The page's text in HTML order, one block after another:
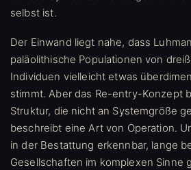
selbst ist.
Der Einwand liegt nahe, dass
paläolithische Populationen von
Individuen vielleicht etwas
stimmt. Aber das Re-entry-Konzept
Struktur, die nicht an Systemgröße
beschreibt eine Art von Operation.
in der Bestattung erkennbar, lange
Gesellschaften im komplexen Sinne